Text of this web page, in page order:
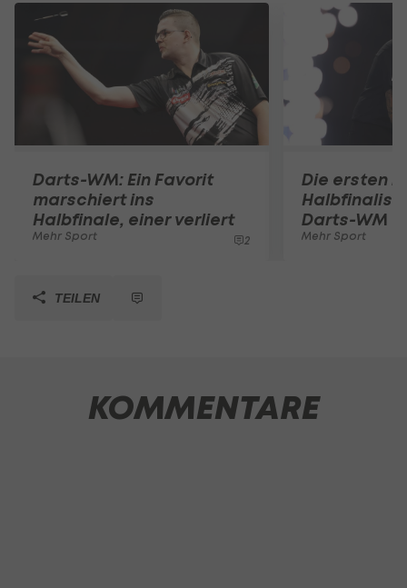
Darts-WM: Ein Favorit
marschiert ins
Halbfinale, einer verliert
Mehr Sport 2
Die ersten
Darts-WM
Mehr Sport
TEILEN
KOMMENTARE